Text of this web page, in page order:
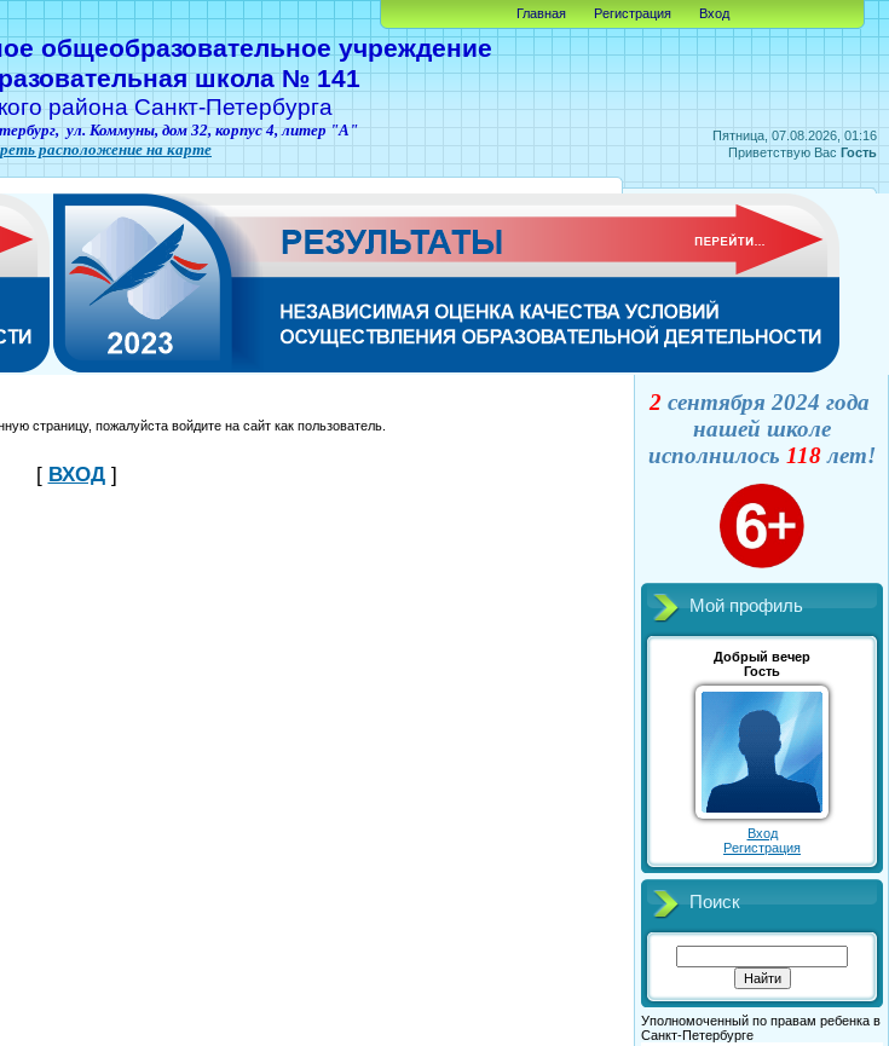
Пятница, 07.08.2026, 01:16
Приветствую Вас Гость
общеобразовательное учреждение
школа № 141
района Санкт-Петербурга
ул. Коммуны, дом 32, корпус 4, литер "А"
расположение на карте
Главная Регистрация Вход
страницу, пожалуйста войдите на сайт как пользователь.
[ ВХОД]
2 сентября 2024 года
нашей школе
исполнилось 118лет!
Мой профиль
Добрый вечер
Гость
Вход
Регистрация
Поиск
Уполномоченный по правам ребенка в
Санкт-Петербурге